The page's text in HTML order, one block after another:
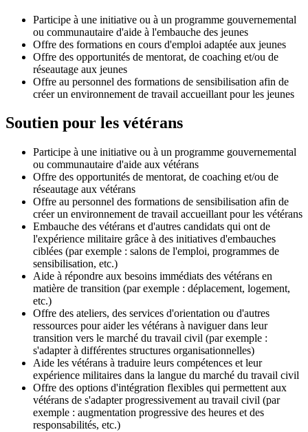
Participe à une initiative ou à un programme gouvernemental
ou communautaire d'aide à l'embauche des jeunes
Offre des formations en cours d'emploi adaptée aux jeunes
Offre des opportunités de mentorat, de coaching et/ou de
réseautage aux jeunes
Offre au personnel des formations de sensibilisation afin de
créer un environnement de travail accueillant pour les jeunes
Soutien pour les vétérans
Participe à une initiative ou à un programme gouvernemental
ou communautaire d'aide aux vétérans
Offre des opportunités de mentorat, de coaching et/ou de
réseautage aux vétérans
Offre au personnel des formations de sensibilisation afin de
créer un environnement de travail accueillant pour les vétérans
Embauche des vétérans et d'autres candidats qui ont de
l'expérience militaire grâce à des initiatives d'embauches
ciblées (par exemple : salons de l'emploi, programmes de
sensibilisation, etc.)
Aide à répondre aux besoins immédiats des vétérans en
matière de transition (par exemple : déplacement, logement,
etc.)
Offre des ateliers, des services d'orientation ou d'autres
ressources pour aider les vétérans à naviguer dans leur
transition vers le marché du travail civil (par exemple :
s'adapter à différentes structures organisationnelles)
Aide les vétérans à traduire leurs compétences et leur
expérience militaires dans la langue du marché du travail civil
Offre des options d'intégration flexibles qui permettent aux
vétérans de s'adapter progressivement au travail civil (par
exemple : augmentation progressive des heures et des
responsabilités, etc.)